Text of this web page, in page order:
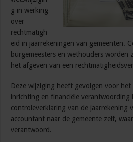
g in werking
over
rechtmatigh
eid in jaarrekeningen van gemeenten.
burgemeesters en wethouders worden
het afgeven van een
Deze wijziging heeft gevolgen voor het
inrichting en financiële verantwoording
controleverklaring van de jaarrekening
accountant naar de gemeente zelf,
verantwoord.